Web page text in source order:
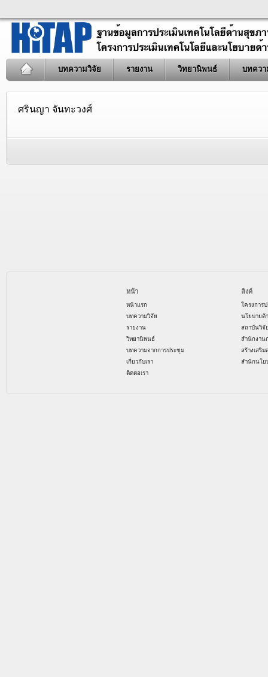
บทความวิจัย รายงาน วิทยานิพนธ์ บทควา
ศรินญา จันทะวงศ์
หน้า
หน้าแรก
บทความวิจัย
รายงาน
วิทยานิพนธ์
บทความจากการประชุม
เกี่ยวกับเรา
ติดต่อเรา
ลิงค์
โครงการ
นโยบายด้
สถาบันวิจั
สำนักงาน
สร้างเสริ
สำนักนโย